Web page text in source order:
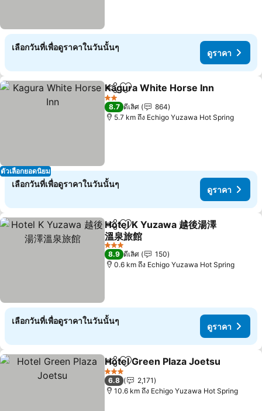
เลือกวันที่เพื่อดูราคาในวันนั้นๆ
ดูราคา
ตัวเลือกยอดนิยม
แชร์ เพิ่มในรายการโปรด
Kagura White Horse Inn
2 ดาว
8.7 ดีเลิศ
864
5.7 km ถึง Echigo Yuzawa Hot Spring
เลือกวันที่เพื่อดูราคาในวันนั้นๆ
ดูราคา
แชร์ เพิ่มในรายการโปรด
Hotel K Yuzawa 越後湯澤
溫泉旅館
ดูราคา
3 ดาว
8.9 ดีเลิศ
150
0.6 km ถึง Echigo Yuzawa Hot Spring
เลือกวันที่เพื่อดูราคาในวันนั้นๆ
ดูราคา
แชร์ เพิ่มในรายการโปรด
Hotel Green Plaza Joetsu
3 ดาว
6.8
2,171
10.6 km ถึง Echigo Yuzawa Hot Spring